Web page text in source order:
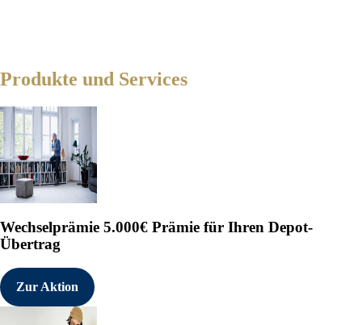
Produkte und Services
Wechselprämie 5.000€ Prämie für Ihren Depot-
Übertrag
Zur Aktion